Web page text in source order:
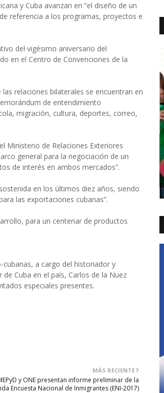
y Cuba avanzan en “el diseño de un
referencia a los programas, proyectos e
del vigésimo aniversario del
en el Centro de Convenciones de la
relaciones bilaterales se encuentran en
de entendimiento
migración, cultura, deportes, correo,
Ministerio de Relaciones Exteriores
general para la negociación de un
de interés en ambos mercados”.
en los últimos diez años, siendo
las exportaciones cubanas”.
para un centenar de productos
a cargo del historiador y
Cuba en el país, Carlos de la Nuez
especiales presentes.
MÁS RECIENTE
y ONE presentan informe preliminar de la
Encuesta Nacional de Inmigrantes (ENI-2017)